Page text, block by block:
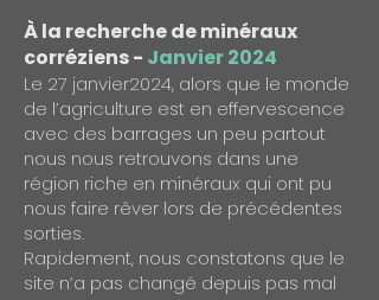
À la recherche de minéraux
corréziens - Janvier 2024
Le 27 janvier2024, alors que le monde
de l’agriculture est en effervescence
avec des barrages un peu partout
nous nous retrouvons dans une
région riche en minéraux qui ont pu
nous faire rêver lors de précédentes
sorties.
Rapidement, nous constatons que le
site n’a pas changé depuis pas mal